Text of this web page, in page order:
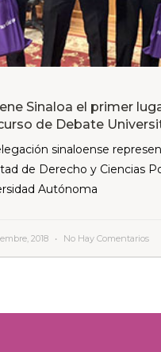
Sinaloa el primer
de Debate
sinaloense
de Derecho y Ciencias
Autónoma
2018 No Hay Comentarios